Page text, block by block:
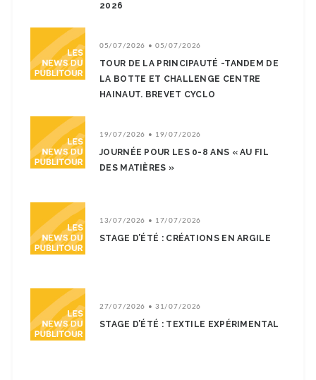
2026
05/07/2026 • 05/07/2026
TOUR DE LA PRINCIPAUTÉ -TANDEM DE
LA BOTTE ET CHALLENGE CENTRE
HAINAUT. BREVET CYCLO
19/07/2026 • 19/07/2026
JOURNÉE POUR LES 0-8 ANS « AU FIL
DES MATIÈRES »
13/07/2026 • 17/07/2026
STAGE D’ÉTÉ : CRÉATIONS EN ARGILE
27/07/2026 • 31/07/2026
STAGE D’ÉTÉ : TEXTILE EXPÉRIMENTAL